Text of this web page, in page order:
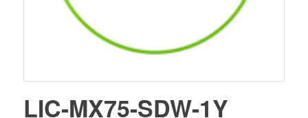
LIC-MX75-SDW-1Y